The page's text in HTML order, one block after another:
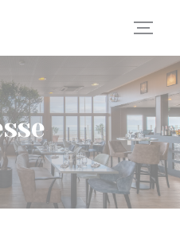
matière de cookies